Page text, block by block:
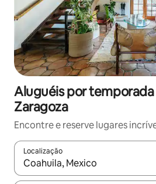
Aluguéis por
Zaragoza
Encontre e reserve lugares
Localização
Quando os resultados estiverem